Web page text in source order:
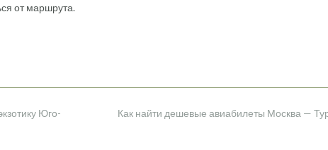
от маршрута.
Как найти дешевые авиабилеты Москва —
Юго-